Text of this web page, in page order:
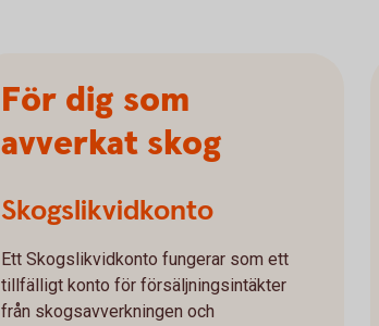
För dig som
avverkat skog
Skogslikvidkonto
Ett Skogslikvidkonto fungerar som ett
tillfälligt konto för försäljningsintäkter
från skogsavverkningen och